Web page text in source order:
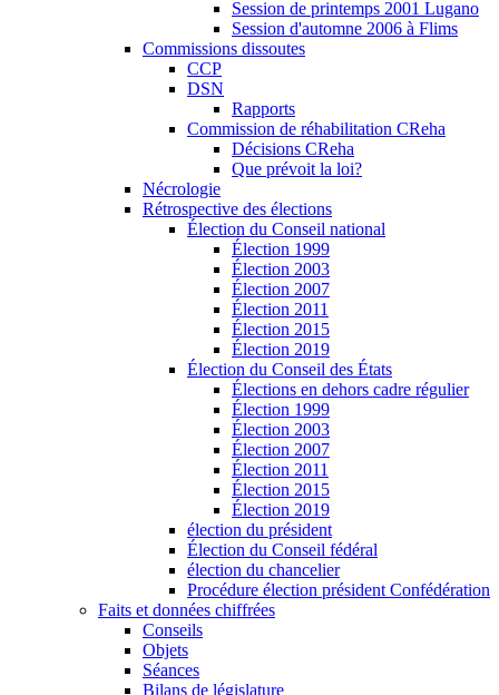
Session de printemps 2001 Lugano
Session d'automne 2006 à Flims
Commissions dissoutes
CCP
DSN
Rapports
Commission de réhabilitation CReha
Décisions CReha
Que prévoit la loi?
Nécrologie
Rétrospective des élections
Élection du Conseil national
Élection 1999
Élection 2003
Élection 2007
Élection 2011
Élection 2015
Élection 2019
Élection du Conseil des États
Élections en dehors cadre régulier
Élection 1999
Élection 2003
Élection 2007
Élection 2011
Élection 2015
Élection 2019
élection du président
Élection du Conseil fédéral
élection du chancelier
Procédure élection président Confédération
Faits et données chiffrées
Conseils
Objets
Séances
Bilans de législature